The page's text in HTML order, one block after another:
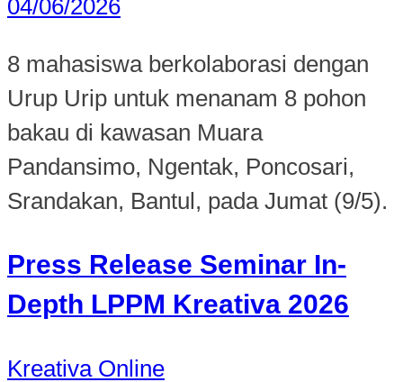
04/06/2026
8 mahasiswa berkolaborasi dengan
Urup Urip untuk menanam 8 pohon
bakau di kawasan Muara
Pandansimo, Ngentak, Poncosari,
Srandakan, Bantul, pada Jumat (9/5).
Press Release Seminar In-
Depth LPPM Kreativa 2026
Kreativa Online